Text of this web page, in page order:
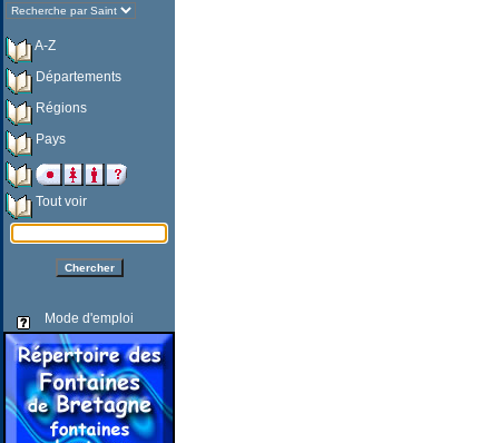
A-Z
Départements
Régions
Pays
Tout voir
Mode d'emploi